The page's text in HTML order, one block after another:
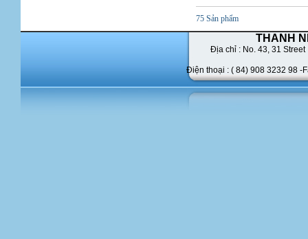
75 Sản phẩm
THANH
Địa chỉ : No. 43, 31 Street
Điện thoại : ( 84) 908 3232 98 -